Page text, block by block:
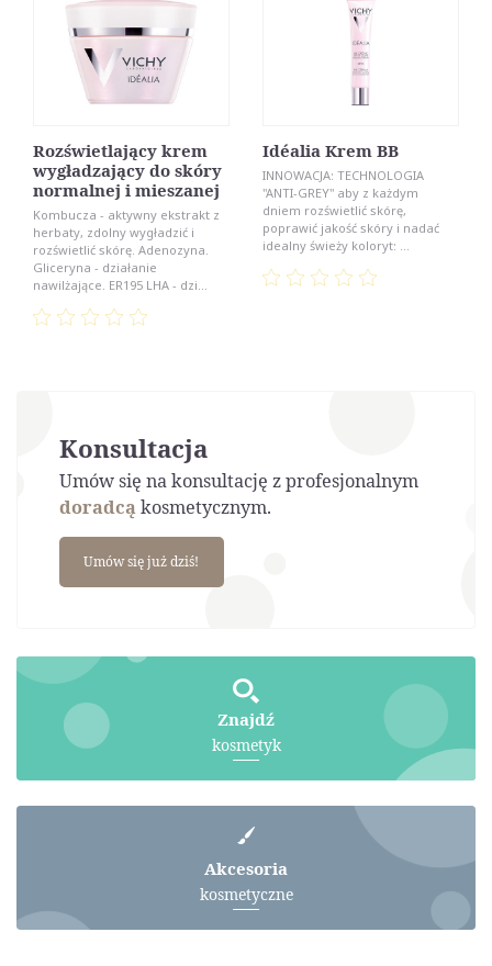
Rozświetlający krem
wygładzający do skóry
normalnej i mieszanej
Kombucza - aktywny ekstrakt z
herbaty, zdolny wygładzić i
rozświetlić skórę. Adenozyna.
Gliceryna - działanie
nawilżające. ER195 LHA - dzi...
Idéalia Krem BB
INNOWACJA: TECHNOLOGIA
"ANTI-GREY" aby z każdym
dniem rozświetlić skórę,
poprawić jakość skóry i nadać
idealny świeży koloryt: ...
Konsultacja
Umów się na konsultację z profesjonalnym
doradcąkosmetycznym.
Umów się już dziś!
Znajdź
kosmetyk
Akcesoria
kosmetyczne